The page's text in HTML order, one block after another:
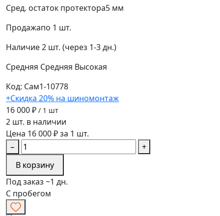
Сред. остаток протектора5 мм
Продажапо 1 шт.
Наличие2 шт. (через 1-3 дн.)
Средняя Средняя Высокая
Код: Сам1-10778
+Скидка 20% на шиномонтаж
16 000 ₽ / 1 шт
2 шт. в наличии
Цена 16 000 ₽ за 1 шт.
−
+
В корзину
Под заказ ~1 дн.
С пробегом